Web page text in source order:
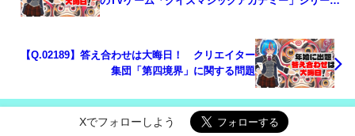
【Q.02189】答え合わせは大晦日！ クリエイター
集団「第四境界」に関する問題
Xでフォローしよう